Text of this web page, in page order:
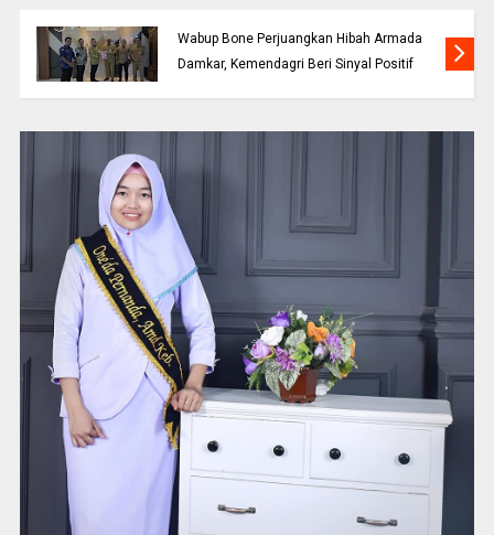
Wabup Bone Perjuangkan Hibah Armada
Damkar, Kemendagri Beri Sinyal Positif